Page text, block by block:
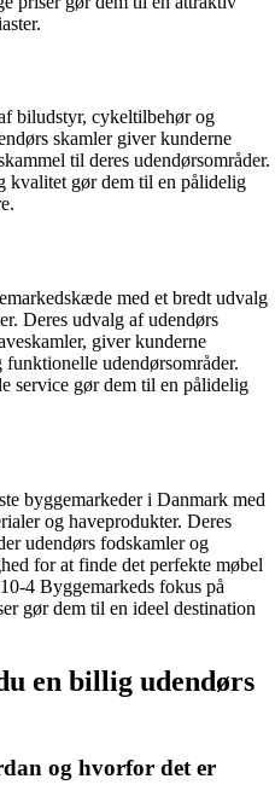
biludstyr, cykeltilbehør og
skamler giver kunderne
til deres udendørsområder.
kvalitet gør dem til en pålidelig
med et bredt udvalg
Deres udvalg af udendørs
giver kunderne
udendørsområder.
service gør dem til en pålidelig
byggemarkeder i Danmark med
og haveprodukter. Deres
udendørs fodskamler og
for at finde det perfekte møbel
4 Byggemarkeds fokus på
gør dem til en ideel destination
en billig udendørs
og hvorfor det er